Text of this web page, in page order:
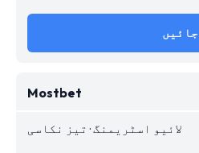
جائیں
Mostbet
لائیو اسٹریمنگ · تیز نکاسی